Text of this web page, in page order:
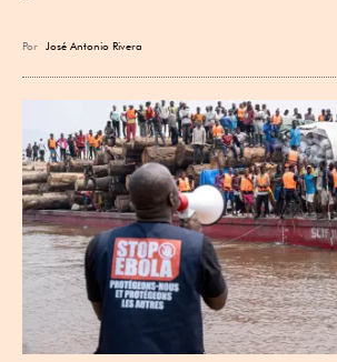
Por José Antonio Rivera